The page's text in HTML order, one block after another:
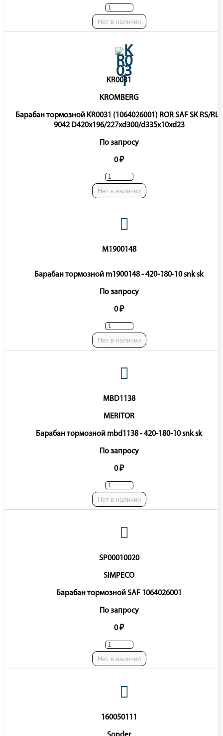
Нет в наличии
KR0031
KROMBERG
Барабан тормозной KR0031 (1064026001) ROR SAF SK RS/RLS
9042 D420x196/227xd300/d335x10xd23
По запросу
0 ₽
Нет в наличии
M1900148
Барабан тормозной m1900148 - 420-180-10 snk sk
По запросу
0 ₽
Нет в наличии
MBD1138
MERITOR
Барабан тормозной mbd1138 - 420-180-10 snk sk
По запросу
0 ₽
Нет в наличии
SP00010020
SIMPECO
Барабан тормозной SAF 1064026001
По запросу
0 ₽
Нет в наличии
160050111